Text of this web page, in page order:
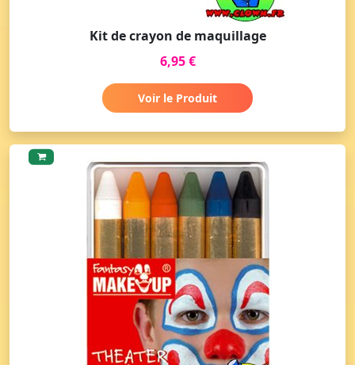
Kit de crayon de maquillage
6,95 €
Voir le Produit